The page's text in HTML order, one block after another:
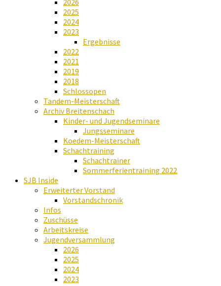
2026
2025
2024
2023
Ergebnisse
2022
2021
2019
2018
Schlossopen
Tandem-Meisterschaft
Archiv Breitenschach
Kinder- und Jugendseminare
Jungsseminare
Koedem-Meisterschaft
Schachtraining
Schachtrainer
Sommerferientraining 2022
SJB Inside
Erweiterter Vorstand
Vorstandschronik
Infos
Zuschüsse
Arbeitskreise
Jugendversammlung
2026
2025
2024
2023